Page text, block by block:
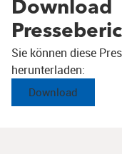
Download
Sie können diese
herunterladen:
Download